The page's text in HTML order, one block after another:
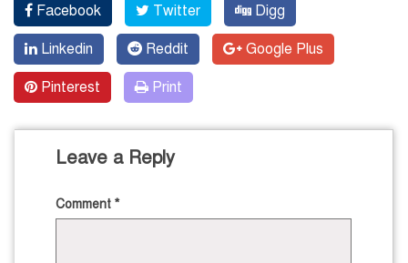
Facebook Twitter Digg
Linkedin Reddit Google Plus
Pinterest Print
Leave a Reply
Comment *